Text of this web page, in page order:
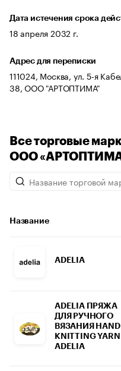
Дата истечения срока
18 апреля 2032 г.
Адрес для переписки
111024, Москва, ул. 5-я
38, ООО "АРТОПТИМА"
Все торговые
ООО
Название
ADELIA
ADELIA ПРЯЖА
ДЛЯ РУЧНОГО
ВЯЗАНИЯ HAND
KNITTING YARN
ADELIA